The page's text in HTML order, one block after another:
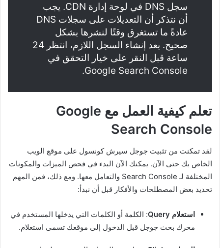
سجل DNS في لوحة إدارة CDN. يجب
أن نتذكر أن التعديلات على سجلات DNS
عادةً ما تستغرق وقتًا لنشرها بشكل
صحيح. بعد إنشاء السجل اللازم، انتظر 24
ساعة قبل النقر على خيار التحقق في
Google Search Console.
تعلم كيفية العمل مع Google
Search Console
لقد تمكنت من تثبيت جوجل سيرش كونسول على موقع الويب
الخاص بك حتى الآن. يمكنك الآن البدء في فحص الميزات والمكونات
المختلفة لـ Search Console والتعامل معها. ومع ذلك، فمن المهم
تحديد بعض المصطلحات والأفكار قبل أن نبدأ:
استعلام Query
: الكلمة أو الكلمات التي يدخلها المستخدم في
محرك بحث جوجل قبل الدخول إلى موقعك تسمى استعلام.